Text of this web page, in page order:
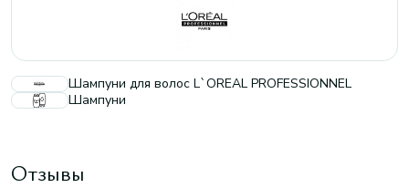
Шампуни для волос L`OREAL PROFESSIONNEL
Шампуни
Отзывы